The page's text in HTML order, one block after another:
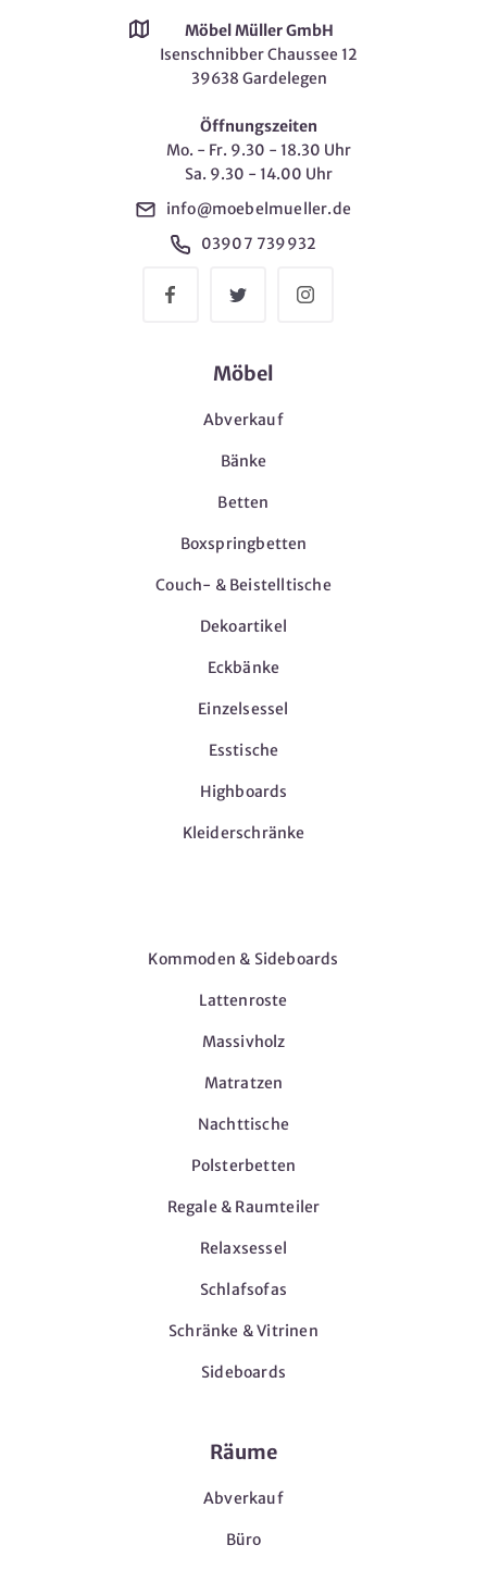
Möbel Müller GmbH
Isenschnibber Chaussee 12
39638 Gardelegen
Öffnungszeiten
Mo. - Fr. 9.30 - 18.30 Uhr
Sa. 9.30 - 14.00 Uhr
info@moebelmueller.de
03907 739932
Möbel
Abverkauf
Bänke
Betten
Boxspringbetten
Couch- & Beistelltische
Dekoartikel
Eckbänke
Einzelsessel
Esstische
Highboards
Kleiderschränke
Kommoden & Sideboards
Lattenroste
Massivholz
Matratzen
Nachttische
Polsterbetten
Regale & Raumteiler
Relaxsessel
Schlafsofas
Schränke & Vitrinen
Sideboards
Räume
Abverkauf
Büro